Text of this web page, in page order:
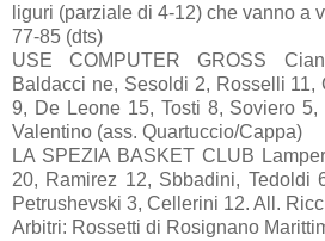
liguri (parziale di 4-12) che vanno a
77-85 (dts)
USE COMPUTER GROSS
Baldacci ne, Sesoldi 2, Rosselli 11,
9, De Leone 15, Tosti 8, Soviero
Valentino (ass. Quartuccio/Cappa)
LA SPEZIA BASKET CLUB
20, Ramirez 12, Sbbadini, Tedoldi
Petrushevski 3, Cellerini 12. All.
Arbitri: Rossetti di Rosignano